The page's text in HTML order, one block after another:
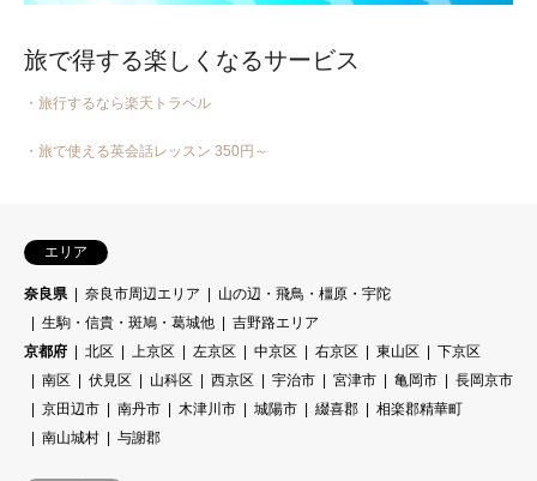
旅で得する楽しくなるサービス
・旅行するなら楽天トラベル
・旅で使える英会話レッスン 350円～
エリア
奈良県 奈良市周辺エリア
山の辺・飛鳥・橿原・宇陀
生駒・信貴・斑鳩・葛城他
吉野路エリア
京都府
北区 上京区 左京区 中京区 右京区 東山区
下京区
南区
伏見区 山科区 西京区 宇治市 宮津市 亀岡市
長岡京市
京田辺市
南丹市 木津川市 城陽市 綴喜郡
相楽郡精華町
南山城村
与謝郡